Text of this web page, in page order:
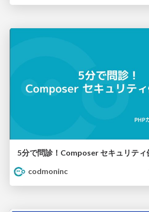
5分で問診！Composer セキュリティ
codmoninc